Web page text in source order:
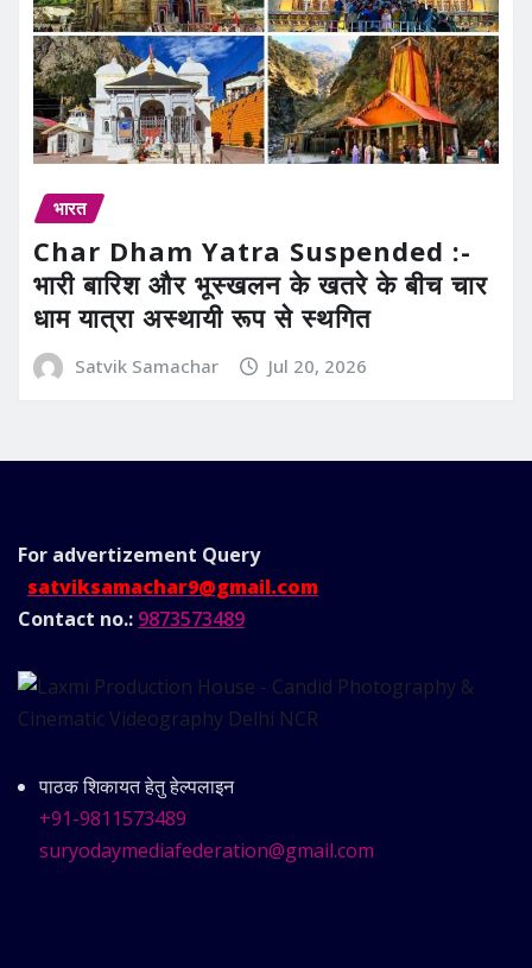
भारत
Char Dham Yatra Suspended :-
भारी बारिश और भूस्खलन के खतरे के बीच चार
धाम यात्रा अस्थायी रूप से स्थगित
Satvik Samachar Jul 20, 2026
For advertizement Query
satviksamachar9@gmail.com
Contact no.: 9873573489
पाठक शिकायत हेतु हेल्पलाइन
+91-9811573489
suryodaymediafederation@gmail.com